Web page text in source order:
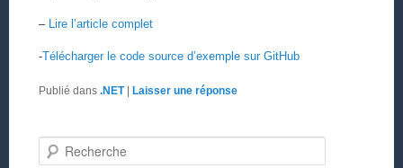
– Lire l’article complet
-Télécharger le code source d’exemple sur GitHub
Publié dans .NET | Laisser une réponse
Recherche